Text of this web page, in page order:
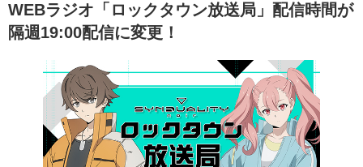
WEBラジオ「ロックタウン放送局」配信時間が
隔週19:00配信に変更！